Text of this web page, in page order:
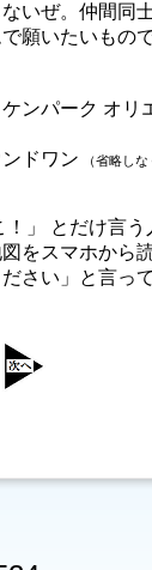
いぜ。仲間同
願いたいもので
ク オリエ
ワン （省略し
」 とだけ言う
をスマホから
さい」と言っ